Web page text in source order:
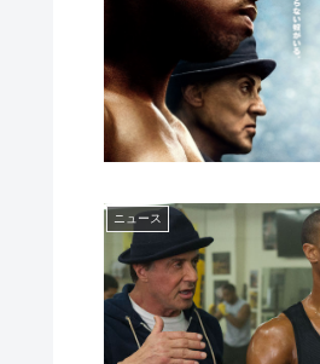
ニュース